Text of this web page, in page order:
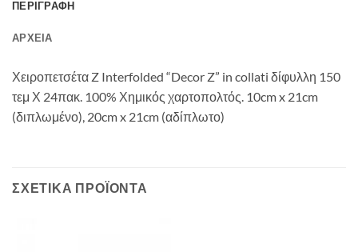
ΠΕΡΙΓΡΑΦΉ
ΑΡΧΕΊΑ
Χειροπετσέτα Z Interfolded “Decor Z” in collati δίφυλλη 150
τεμ Χ 24πακ. 100% Χημικός χαρτοπολτός. 10cm x 21cm
(διπλωμένο), 20cm x 21cm (αδίπλωτο)
ΣΧΕΤΙΚΆ ΠΡΟΪΌΝΤΑ